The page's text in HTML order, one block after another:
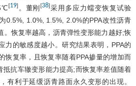
[19]。董刚[38]采用多应力蠕变恢复试验
0.5%, 1.0%, 1.5%, 2.0%的PPA改性沥青
。恢复率越高，沥青弹性变形能力越好;恢
力的敏感度越小。研究结果表明，PPA的
恢复率，且恢复率随着PPA掺量的增加而
抵抗车辙变形能力提高;而恢复率差值随着
有利于延缓沥青路面永久变形的出现。